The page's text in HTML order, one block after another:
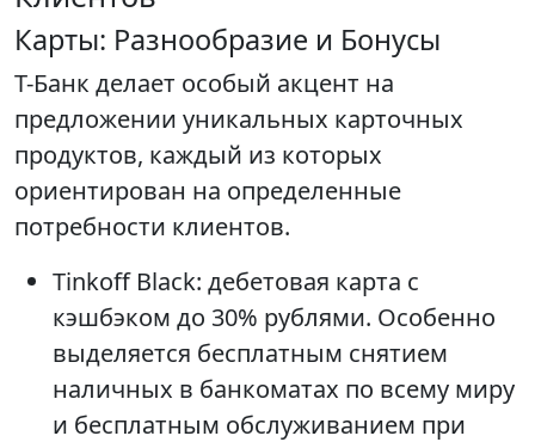
Карты: Разнообразие и Бонусы
Т-Банк делает особый акцент на
предложении уникальных карточных
продуктов, каждый из которых
ориентирован на определенные
потребности клиентов.
Tinkoff Black: дебетовая карта с
кэшбэком до 30% рублями. Особенно
выделяется бесплатным снятием
наличных в банкоматах по всему миру
и бесплатным обслуживанием при